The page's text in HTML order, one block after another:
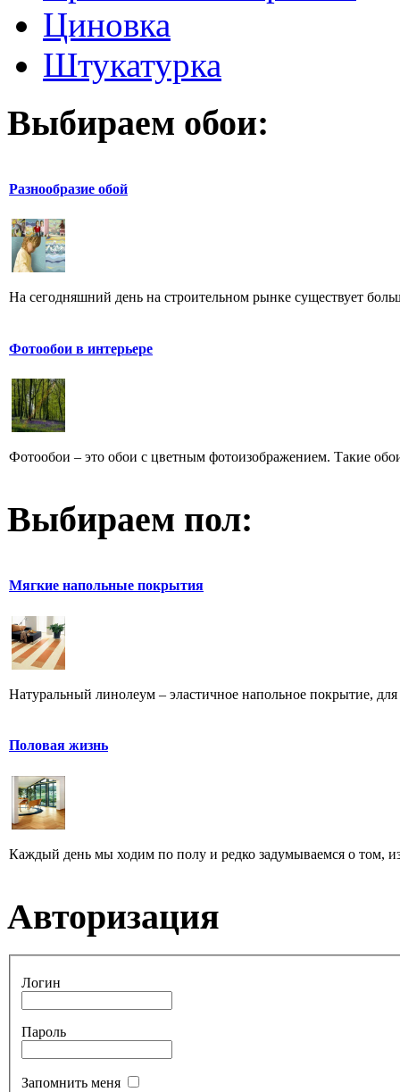
Циновка
Штукатурка
Выбираем обои:
Разнообразие обой
На сегодняшний день на строительном рынке существует
Фотообои в интерьере
Фотообои – это обои с цветным фотоизображением. Такие
Выбираем пол:
Мягкие напольные покрытия
Натуральный линолеум – эластичное напольное покрытие, для
Половая жизнь
Каждый день мы ходим по полу и редко задумываемся о том,
Авторизация
Логин
Пароль
Запомнить меня